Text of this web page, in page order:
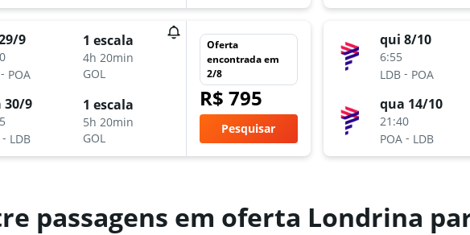
9
POA
1 escala
4h 20min
GOL
30/9
- LDB
1 escala
5h 20min
GOL
Oferta
encontrada em
2/8
R$ 795
Pesquisar
qui 8/10
6:55
LDB- POA
qua 14/10
21:40
POA - LDB
passagens em oferta Londrina